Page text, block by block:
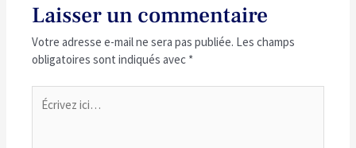
Laisser un commentaire
Votre adresse e-mail ne sera pas publiée. Les champs
obligatoires sont indiqués avec *
ici…